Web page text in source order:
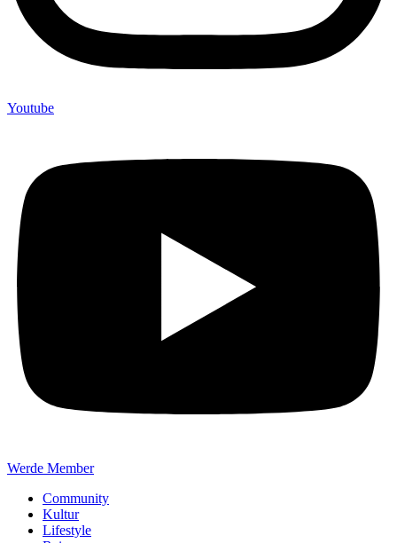
Youtube
Werde Member
Community
Kultur
Lifestyle